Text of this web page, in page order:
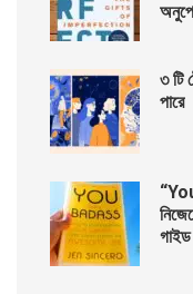
৩ টি
পারে